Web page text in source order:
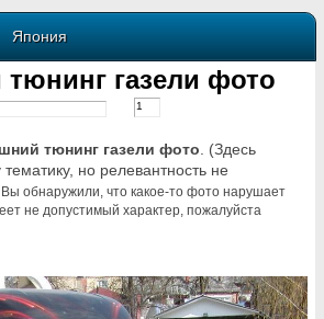
Япония
газели фото
тюнинг газели фото . (Здесь
но релевантность не
обнаружили, что какое-то фото нарушает
не допустимый характер, пожалуйста